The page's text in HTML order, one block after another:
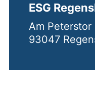
ESG
Am Peterstor
93047